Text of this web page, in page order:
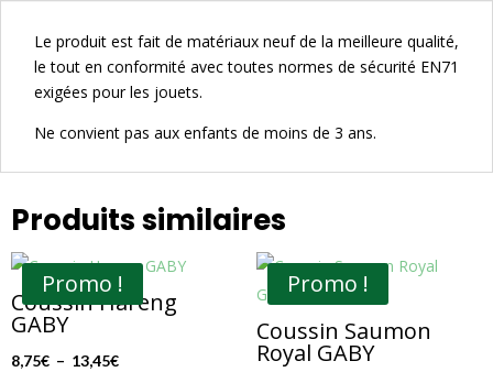
Le produit est fait de matériaux neuf de la meilleure qualité,
le tout en conformité avec toutes normes de sécurité EN71
exigées pour les jouets.
Ne convient pas aux enfants de moins de 3 ans.
Produits similaires
Promo !
Coussin Hareng
GABY
8,75€ – 13,45€Plage
Promo !
Coussin Saumon
Royal GABY